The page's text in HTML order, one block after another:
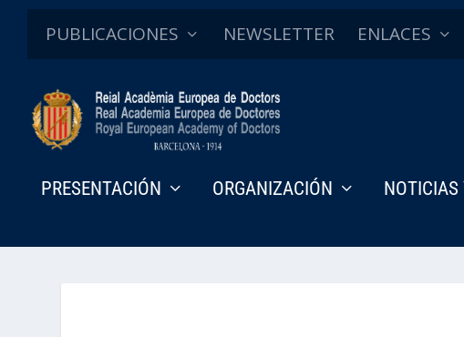
PUBLICACIONES NEWSLETTER ENLACES
PRESENTACIÓN ORGANIZACIÓN NOTICIAS